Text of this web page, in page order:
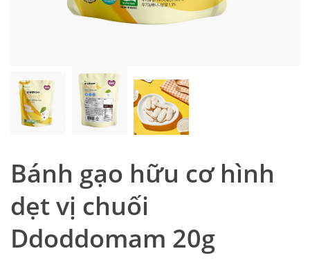
Bánh gạo hữu cơ hình
dẹt vị chuối
Ddoddomam 20g